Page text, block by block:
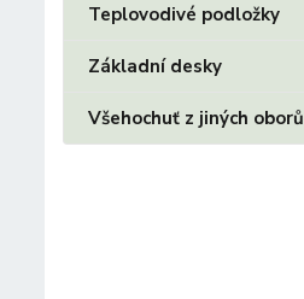
Teplovodivé podložky
Základní desky
Všehochuť z jiných oborů